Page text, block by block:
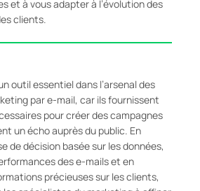
et à vous adapter à l’évolution des
clients.
outil essentiel dans l’arsenal des
par e-mail, car ils fournissent
pour créer des campagnes
un écho auprès du public. En
de décision basée sur les données,
des e-mails et en
précieuses sur les clients,